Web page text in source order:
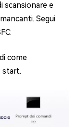
scansionare e
Segui
come
start.